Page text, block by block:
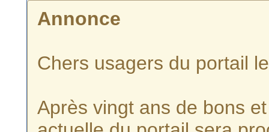
Annonce
Chers usagers du portail
Après vingt ans de bons